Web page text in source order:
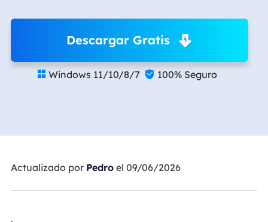
Descargar Gratis
 Windows 11/10/8/7  100% Seguro
Actualizado por Pedroel 09/06/2026